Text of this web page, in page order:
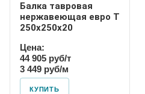
Балка тавровая
нержавеющая евро T
250х250х20
Цена:
44 905 руб/т
3 449 руб/м
КУПИТЬ